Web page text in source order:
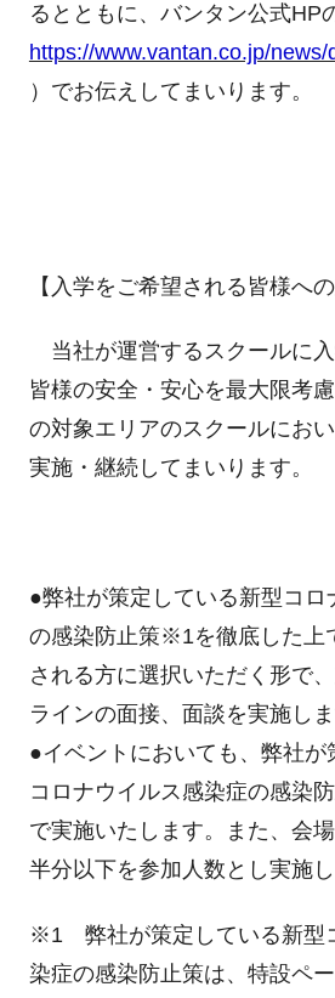
るとともに、バンタン公式HP
https://www.vantan.co.jp/
）でお伝えしてまいります。
【入学をご希望される皆様への
当社が運営するスクールに
皆様の安全・安心を最大限考
の対象エリアのスクールにお
実施・継続してまいります。
●弊社が策定している新型コロ
の感染防止策※1を徹底した上
される方に選択いただく形で
ラインの面接、面談を実施しま
●イベントにおいても、弊社が
コロナウイルス感染症の感染
で実施いたします。また、会
半分以下を参加人数とし実施し
※1 弊社が策定している新型
染症の感染防止策は、特設ペ